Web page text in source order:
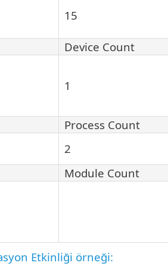
15
Device Count
1
Process Count
2
Module Count
Etkinliği örneği: